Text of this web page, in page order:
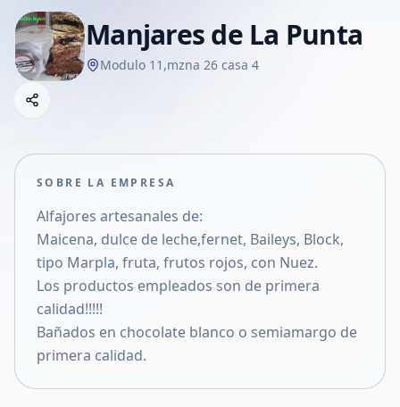
Manjares de La Punta
Modulo 11,mzna 26 casa 4
Compartir empresa
Compartir en X
SOBRE LA EMPRESA
Alfajores artesanales de:
Maicena, dulce de leche,fernet, Baileys, Block,
tipo Marpla, fruta, frutos rojos, con Nuez.
Los productos empleados son de primera
calidad!!!!!
Bañados en chocolate blanco o semiamargo de
primera calidad.